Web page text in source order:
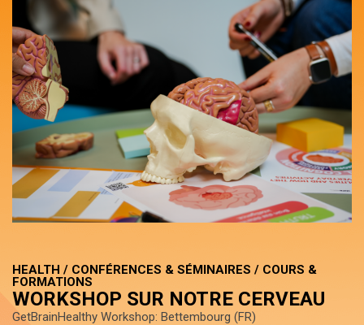
HEALTH / CONFÉRENCES & SÉMINAIRES / COURS &
FORMATIONS
WORKSHOP SUR NOTRE CERVEAU
GetBrainHealthy Workshop: Bettembourg (FR)